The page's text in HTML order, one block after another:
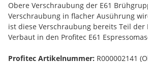
Obere Verschraubung der E61
Verschraubung in flacher Ausührung
ist diese Verschraubung bereits Teil
Verbaut in den Profitec E61
Profitec Artikelnummer: R000002141